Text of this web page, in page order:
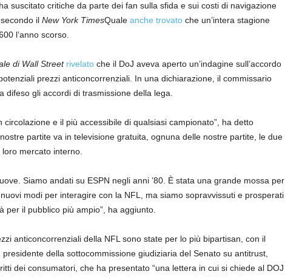
suscitato critiche da parte dei fan sulla sfida e sui costi di navigazione
il New York TimesQuale anche trovatoche un’intera stagione
l’anno scorso.
di Wall Street rivelatoche il DoJ aveva aperto un’indagine sull’accordo
prezzi anticoncorrenziali. In una dichiarazione, il commissario
difeso gli accordi di trasmissione della lega.
circolazione e il più accessibile di qualsiasi campionato”, ha detto
nostre partite va in televisione gratuita, ognuna delle nostre partite, le due
mercato interno.
Siamo andati su ESPN negli anni ’80. È stata una grande mossa per
modi per interagire con la NFL, ma siamo sopravvissuti e prosperati
per il pubblico più ampio”, ha aggiunto.
anticoncorrenziali della NFL sono state per lo più bipartisan, con il
della sottocommissione giudiziaria del Senato su antitrust,
dei consumatori, che ha presentato “una lettera in cui si chiede al DOJ